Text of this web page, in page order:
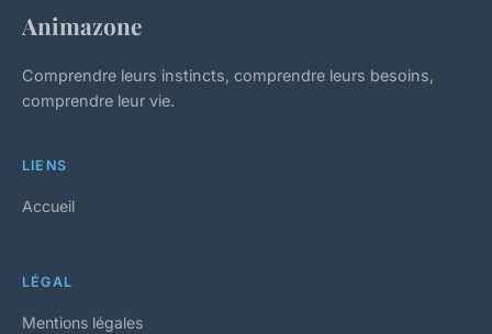
Animazone
Comprendre leurs instincts, comprendre leurs besoins,
comprendre leur vie.
LIENS
Accueil
LÉGAL
Mentions légales